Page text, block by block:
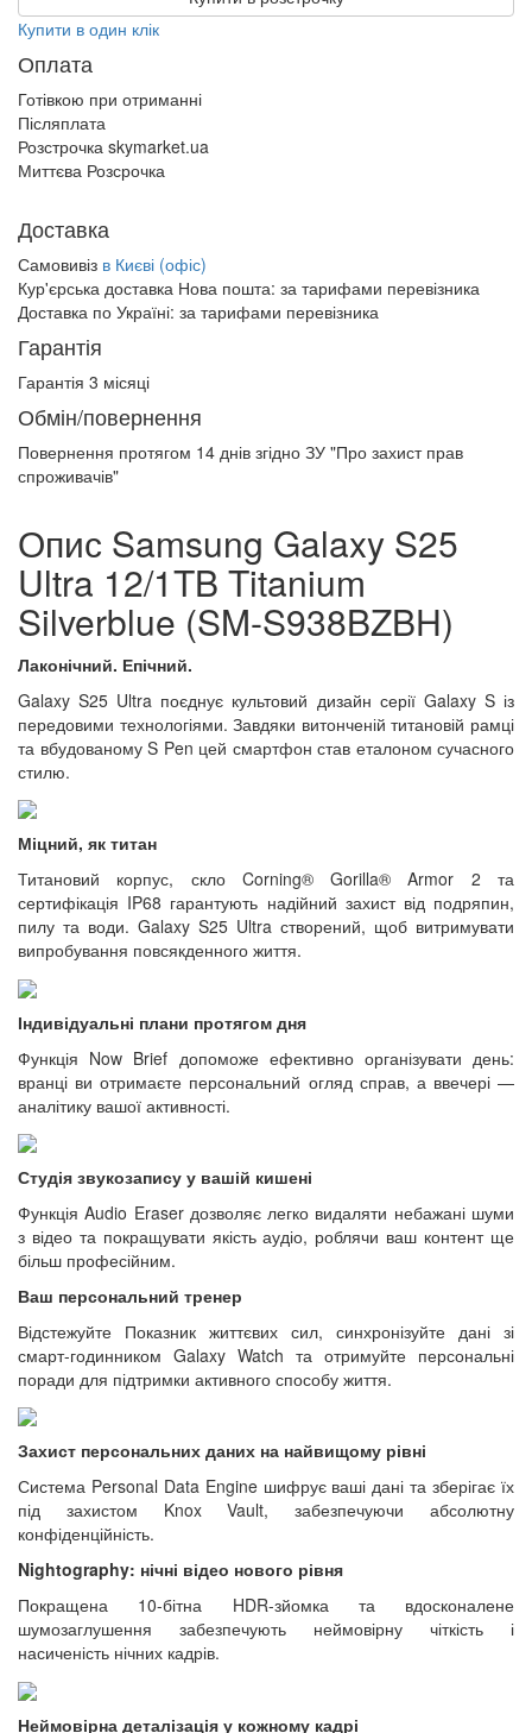
Купити в один клік
Оплата
Готівкою при отриманні
Післяплата
Розстрочка skymarket.ua
Миттєва Розсрочка
Доставка
Самовивіз в Києві (офіс)
Кур'єрська доставка Нова пошта: за тарифами перевізника
Доставка по Україні: за тарифами перевізника
Гарантія
Гарантія 3 місяці
Обмін/повернення
Повернення протягом 14 днів згідно ЗУ "Про захист прав
спроживачів"
Опис Samsung Galaxy S25
Ultra 12/1TB Titanium
Silverblue (SM-S938BZBH)
Лаконічний. Епічний.
Galaxy S25 Ultra поєднує культовий дизайн серії Galaxy S із
передовими технологіями. Завдяки витонченій титановій рамці
та вбудованому S Pen цей смартфон став еталоном сучасного
стилю.
Міцний, як титан
Титановий корпус, скло Corning® Gorilla® Armor 2 та
сертифікація IP68 гарантують надійний захист від подряпин,
пилу та води. Galaxy S25 Ultra створений, щоб витримувати
випробування повсякденного життя.
Індивідуальні плани протягом дня
Функція Now Brief допоможе ефективно організувати день:
вранці ви отримаєте персональний огляд справ, а ввечері —
аналітику вашої активності.
Студія звукозапису у вашій кишені
Функція Audio Eraser дозволяє легко видаляти небажані шуми
з відео та покращувати якість аудіо, роблячи ваш контент ще
більш професійним.
Ваш персональний тренер
Відстежуйте Показник життєвих сил, синхронізуйте дані зі
смарт-годинником Galaxy Watch та отримуйте персональні
поради для підтримки активного способу життя.
Захист персональних даних на найвищому рівні
Система Personal Data Engine шифрує ваші дані та зберігає їх
під захистом Knox Vault, забезпечуючи абсолютну
конфіденційність.
Nightography: нічні відео нового рівня
Покращена 10-бітна HDR-зйомка та вдосконалене
шумозаглушення забезпечують неймовірну чіткість і
насиченість нічних кадрів.
Неймовірна деталізація у кожному кадрі